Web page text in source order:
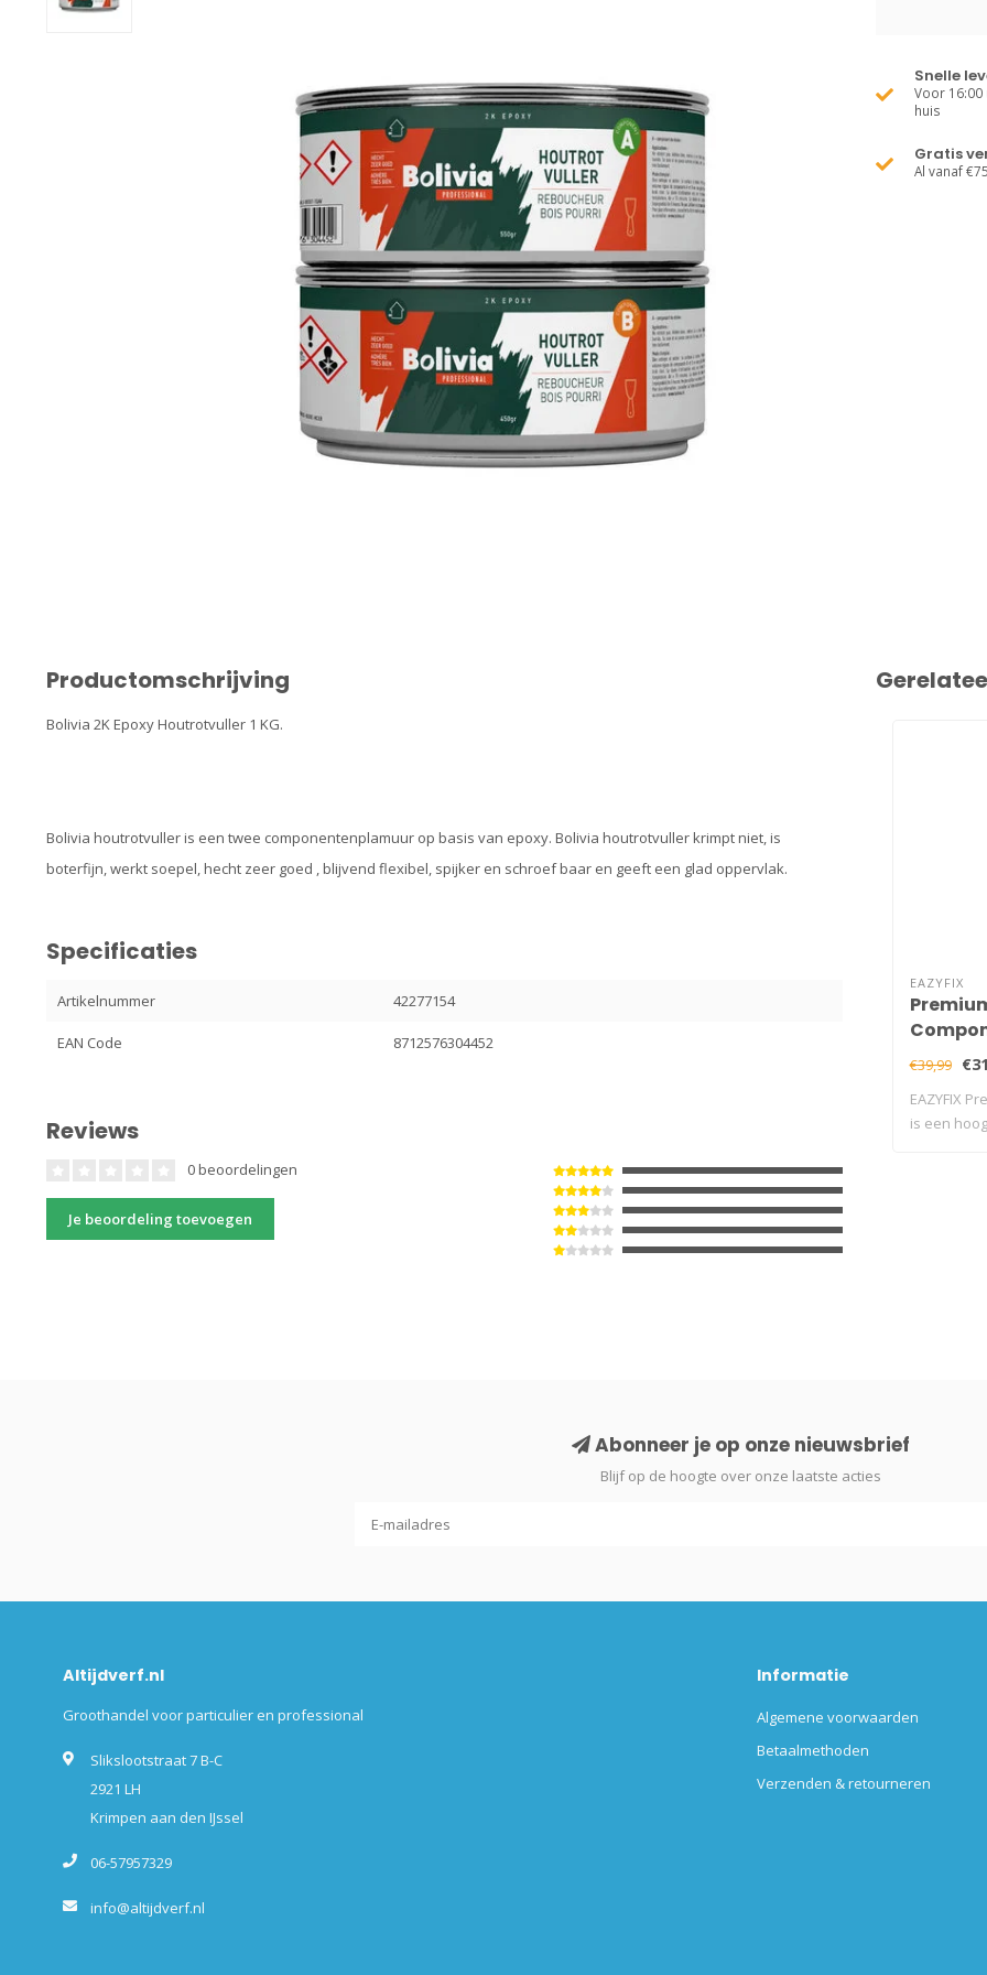
Snelle
Voor
huis
Gratis
Al vanaf €75
Productomschrijving
Bolivia 2K Epoxy Houtrotvuller 1 KG.
Bolivia houtrotvuller is een twee componentenplamuur op basis van epoxy. Bolivia houtrotvuller krimpt niet, is
boterfijn, werkt soepel, hecht zeer goed , blijvend flexibel, spijker en schroef baar en geeft een glad oppervlak.
Specificaties
Artikelnummer 42277154
EAN Code 8712576304452
Reviews
0 beoordelingen
Je beoordeling toevoegen
EAZYFIX
€39,99
EAZYFIX
is een
Abonneer je op onze nieuwsbrief
Blijf op de hoogte over onze laatste acties
Altijdverf.nl
Groothandel voor particulier en professional
Slikslootstraat 7 B-C
2921 LH
Krimpen aan den IJssel
06-57957329
info@altijdverf.nl
Informatie
Algemene voorwaarden
Betaalmethoden
Verzenden & retourneren